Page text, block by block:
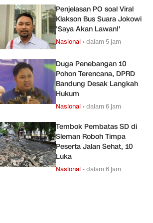
Penjelasan PO soal Viral
Klakson Bus Suara Jokowi
'Saya Akan Lawan!'
Nasional •dalam 5 jam
Duga Penebangan 10
Pohon Terencana, DPRD
Bandung Desak Langkah
Hukum
Nasional •dalam 6 jam
Tembok Pembatas SD di
Sleman Roboh Timpa
Peserta Jalan Sehat, 10
Luka
Nasional •dalam 6 jam